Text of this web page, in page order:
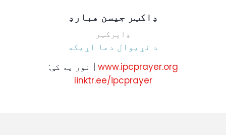
ډاکټر جیسن هبارډ
ډایرکټر
د نړیوال دعا اړیکه
www.ipcprayer.org | نور په کې:
linktr.ee/ipcprayer